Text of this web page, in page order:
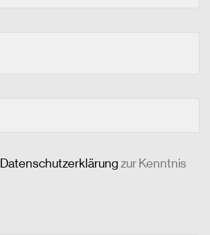
Datenschutzerklärung zur Kenntnis